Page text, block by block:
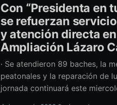
Con “Presidenta en
se refuerzan
y atención directa en
Ampliación Lázaro
· Se atendieron 89 baches, la
peatonales y la reparación de
jornada continuará este